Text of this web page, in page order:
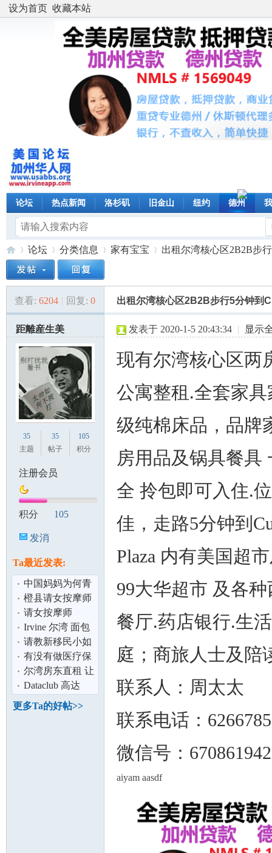
设为首页 收藏本站
论坛 热点新闻 洛杉矶 旧金山 纽约 德州
美»
论坛
›
分类信息 家有宝宝
›
出租尔湾核心区2B2B步
查看: 6204 | 回复: 0 出租尔湾核心区2B2B步行5分钟到
距離産生美
35
主题
35
帖子
105
积分
注册会员
积分 105
发消
Ta最近发表:
中国妈妈为何青
睐美国？
橙县请女按摩师
请女按摩师
Irvine 尔湾 面包
店 加盟/出售 欢
迎投资移
请教新移民小如
何办理低收入所
享有的领取食
有没有做医疗保
险的
尔湾房东直租 让
您少走弯路 中美
注册
Dataclub 高达
30%折扣！ 南加
州最全面的IT
更多Ta的好帖>>
发表于 2020-1-5 20:43:34 | 显示
现有尔湾核心区两
公寓整租.全套家具
级纯棉床品，品牌
房用品及锅具餐具
全 拎包即可入住.
佳，走路5分钟到
Plaza 内有美国超
99大华超市 及各
餐厅.药店银行.生
庭；商旅人士及陪
联系人：周太太
联系电话：
微信号：670861942
aiyam aasdf